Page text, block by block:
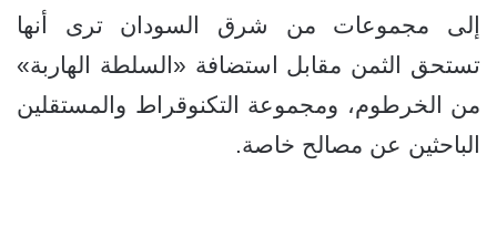
إلى مجموعات من شرق السودان ترى أنها
تستحق الثمن مقابل استضافة «السلطة الهاربة»
من الخرطوم، ومجموعة التكنوقراط والمستقلين
الباحثين عن مصالح خاصة.